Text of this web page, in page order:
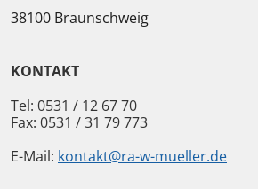
38100 Braunschweig
KONTAKT
Tel: 0531 / 12 67 70
Fax: 0531 / 31 79 773
E-Mail: kontakt@ra-w-mueller.de